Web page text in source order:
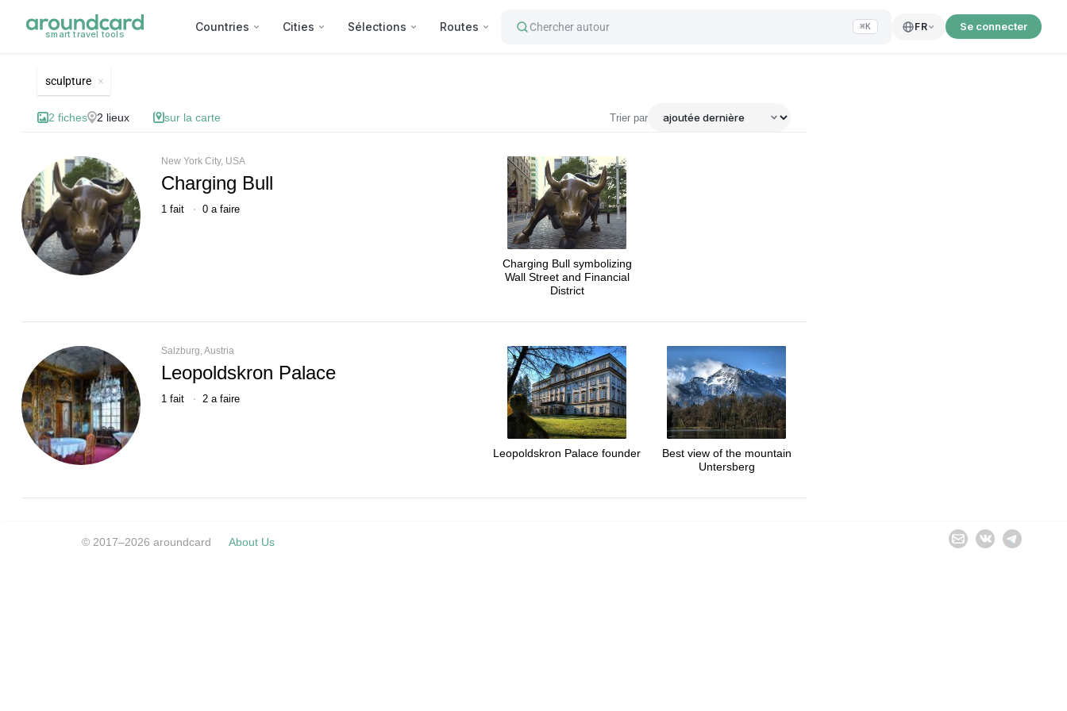
smart travel tools
Countries Cities Sélections Routes Chercher autour ⌘K FR Se connecter
Lieux d'intérêt: sculpture
sculpture
2 fiches 2 lieux sur la carte Trier par
New York City, USA
Charging Bull
1 fait 0 a faire
Charging Bull symbolizing
Wall Street and Financial
District
Salzburg, Austria
Leopoldskron Palace
1 fait 2 a faire
Leopoldskron Palace founder
Best view of the mountain
Untersberg
© 2017–2026 aroundcard About Us